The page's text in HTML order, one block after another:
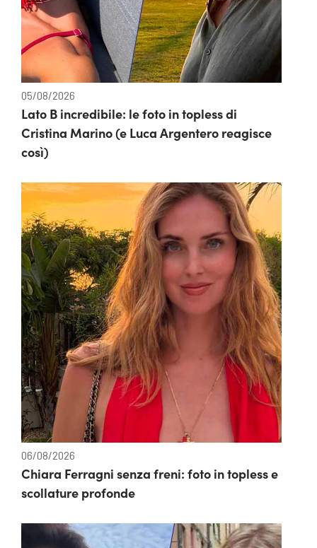
05/08/2026
Lato B incredibile: le foto in topless di
Cristina Marino (e Luca Argentero reagisce
così)
06/08/2026
Chiara Ferragni senza freni: foto in topless e
scollature profonde